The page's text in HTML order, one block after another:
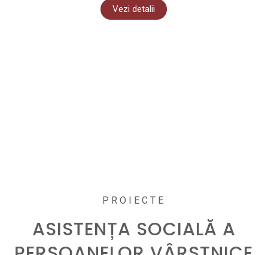
Vezi detalii
PROIECTE
ASISTENȚA SOCIALĂ A